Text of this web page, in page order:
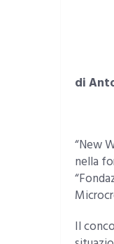
di
“New
nella
Il